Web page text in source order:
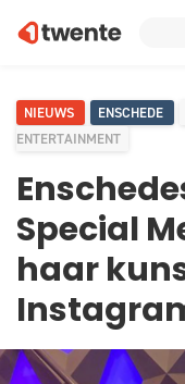
NIEUWS ENSCHEDE
ENTERTAINMENT
Special
haar